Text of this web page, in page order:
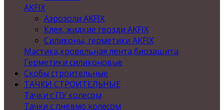
AKFIX
Аэрозоли AKFIX
Клея, жидкие гвозди AKFIX
Силиконы, герметики AKFIX
Мастика,кровельная лента,биозащита
Герметики силиконовые
Скобы строительные
ТАЧКИ СТРОИТЕЛЬНЫЕ
Тачки с ПУ колесом
Тачки с пневмо колесом